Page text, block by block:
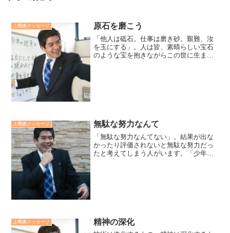
上機嫌メッセージ 原石を磨こう
「他人は砥石。仕事は磨き砂。艱難、汝
を玉にする」。人は皆、素晴らしい宝石
のような宝を抱きながらこの世に生まれ
上機嫌メッセージ 無駄な努力なんて
「無駄な努力なんてない」。結果が出な
かったり評価されないと無駄な努力だっ
たと考えてしまう人がいます。「少年
上機嫌メッセージ 精神の深化